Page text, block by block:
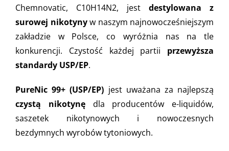
Chemnovatic, C10H14N2, jest destylowana z
surowej nikotynyw naszym najnowocześniejszym
zakładzie w Polsce, co wyróżnia nas na tle
konkurencji. Czystość każdej partii przewyższa
standardy USP/EP.
PureNic 99+ (USP/EP) jest uważana za najlepszą
czystą nikotynędla producentów e-liquidów,
saszetek nikotynowych i nowoczesnych
bezdymnych wyrobów tytoniowych.